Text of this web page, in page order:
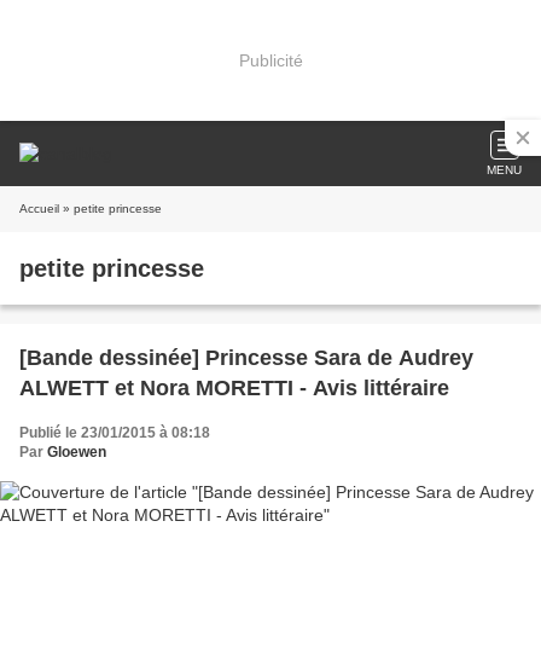
Publicité
MENU
Accueil » petite princesse
petite princesse
[Bande dessinée] Princesse Sara de Audrey
ALWETT et Nora MORETTI - Avis littéraire
Publié le 23/01/2015 à 08:18
Par Gloewen